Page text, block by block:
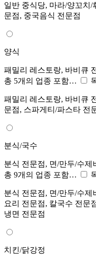
일반 중식당, 마라/양꼬치/
문점, 중국음식 전문점
양식
패밀리 레스토랑, 바비큐
총 5개의 업종 포함…
패밀리 레스토랑, 바비큐
문점, 스파게티/파스타 전
분식/국수
분식 전문점, 면/만두/수제
총 9개의 업종 포함…
분식 전문점, 면/만두/수제
요리 전문점, 칼국수 전문
냉면 전문점
치킨/닭강정